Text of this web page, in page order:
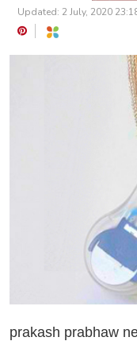
Updated: 2 July, 2020
prakash prabhaw